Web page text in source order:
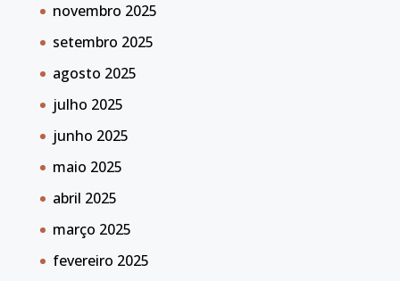
novembro 2025
setembro 2025
agosto 2025
julho 2025
junho 2025
maio 2025
abril 2025
março 2025
fevereiro 2025